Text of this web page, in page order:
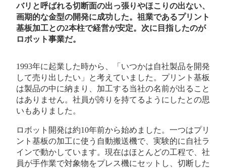
バリと呼ばれる切断面の出っ張りやほこりの出ない、
画期的な金型の開発に成功した。祖業であるプリント
基板加工との2本柱で経営が安定。次に目指したのが
ロボット事業だ。
1993年に起業した時から、「いつかは自社製品を開発
して売り出したい」と考えていました。プリント基板
は製品の中に納まり、加工する当社の名前が出ること
はありません。社員が誇りを持てるようにしたとの思
いもありました。
ロボット開発は約10年前から始めました。一つはプリ
ント基板の加工に使う自動搬送機で、実験的に自社ラ
インで動かしています。現在はほとんどの工程で、社
員が手作業で対象物をプレス機にセットし、切断した